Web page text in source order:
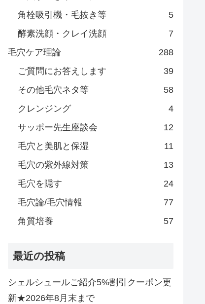
角栓吸引機・毛抜き等
5
酵素洗顔・クレイ洗顔
7
毛穴ケア理論
288
ご質問にお答えします
39
その他毛穴ネタ等
58
クレンジング
4
サッポー先生座談会
12
毛穴と美肌と保湿
11
毛穴の紫外線対策
13
毛穴を隠す
24
毛穴論/毛穴情報
77
角質培養
57
最近の投稿
シェルシュールご紹介5%割引クーポン更
新★2026年8月末まで